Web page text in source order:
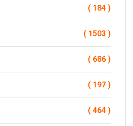
( 184 )
( 1503 )
( 686 )
( 197 )
( 464 )